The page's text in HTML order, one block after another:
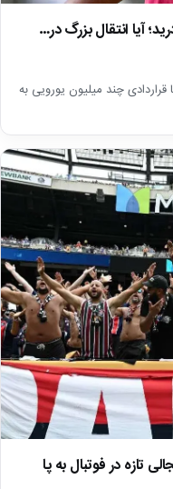
آیا انتقال بزرگ در…
با قراردادی چند میلیون یورویی به
تازه در فوتبال به پا